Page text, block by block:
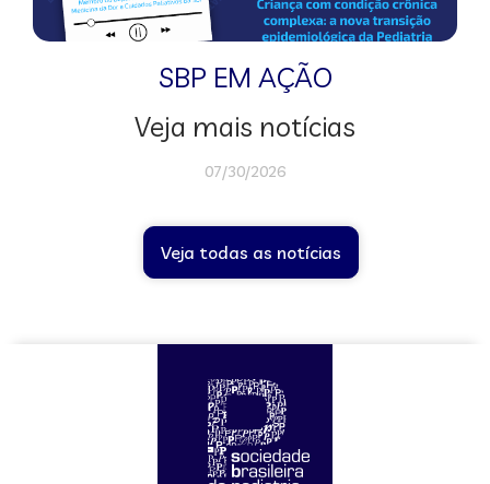
SBP EM AÇÃO
Veja mais notícias
07/30/2026
Veja todas as notícias